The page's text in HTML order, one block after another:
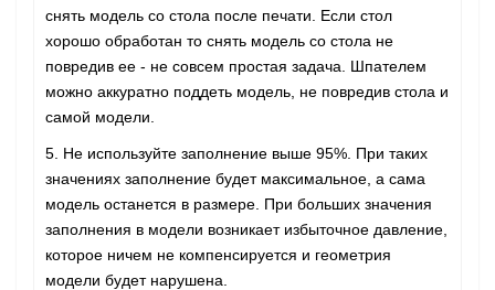
снять модель со стола после печати. Если стол
хорошо обработан то снять модель со стола не
повредив ее - не совсем простая задача. Шпателем
можно аккуратно поддеть модель, не повредив стола и
самой модели.
5. Не используйте заполнение выше 95%. При таких
значениях заполнение будет максимальное, а сама
модель останется в размере. При больших значения
заполнения в модели возникает избыточное давление,
которое ничем не компенсируется и геометрия
модели будет нарушена.